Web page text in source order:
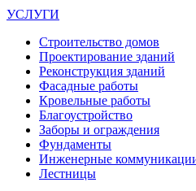
УСЛУГИ
Строительство домов
Проектирование зданий
Реконструкция зданий
Фасадные работы
Кровельные работы
Благоустройство
Заборы и ограждения
Фундаменты
Инженерные
Лестницы